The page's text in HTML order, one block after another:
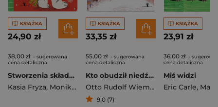
KSIĄŻKA
24,90 zł
38,00 zł - sugerowana
cena detaliczna
Stworzenia składają życzenia
Kasia Fryza, Monika Wróbel-Lutz
KSIĄŻKA
33,35 zł
55,00 zł - sugerowana
cena detaliczna
Kto obudził niedźwiedzia?
Otto Rudolf Wiemer
9,0 (7)
KSIĄŻKA
23,91 zł
36,00 zł -
cena detaliczna
Miś widzi
Eric Carle, Martin